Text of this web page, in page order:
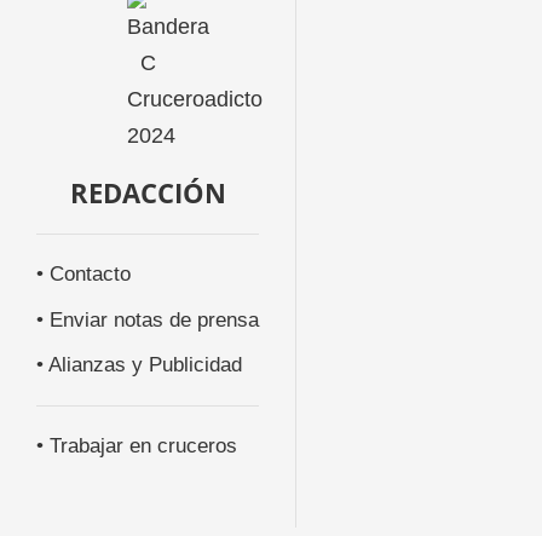
REDACCIÓN
• Contacto
• Enviar notas de prensa
• Alianzas y Publicidad
• Trabajar en cruceros